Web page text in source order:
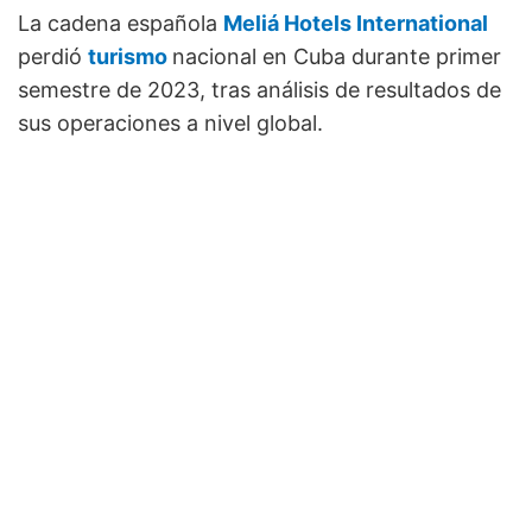
La cadena española Meliá Hotels International
perdió turismo nacional en Cuba durante primer
semestre de 2023, tras análisis de resultados de
sus operaciones a nivel global.